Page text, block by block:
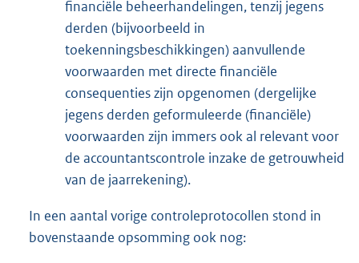
financiële beheerhandelingen, tenzij jegens
derden (bijvoorbeeld in
toekenningsbeschikkingen) aanvullende
voorwaarden met directe financiële
consequenties zijn opgenomen (dergelijke
jegens derden geformuleerde (financiële)
voorwaarden zijn immers ook al relevant voor
de accountantscontrole inzake de getrouwheid
van de jaarrekening).
In een aantal vorige controleprotocollen stond in
bovenstaande opsomming ook nog: